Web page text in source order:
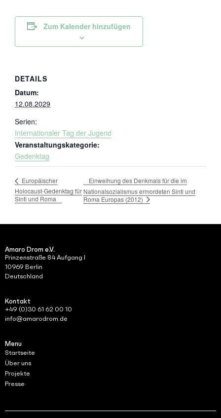
Zum Kalender hinzufügen
DETAILS
Datum:
12.08.2029
Serien:
Internationaler Tag der Jugend
Veranstaltungskategorie:
Gedenktag
Europäischer
Holocaust-Gedenktag für
Sinti und Roma
Einweihung des Denkmals für die im
Nationalsozialismus ermordeten Sinti und
Roma Europas (2012)
Amaro Drom e.V.
Prinzenstraße 84 Aufgang I
10969 Berlin
Deutschland
Kontakt
+49 (0)30 61 62 00 10
info@amarodrom.de
Menu
Startseite
Über uns
Projekte
Presse